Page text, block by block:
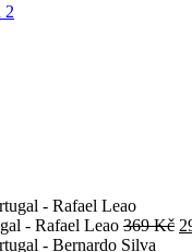
2
- Rafael Leao 369Kč